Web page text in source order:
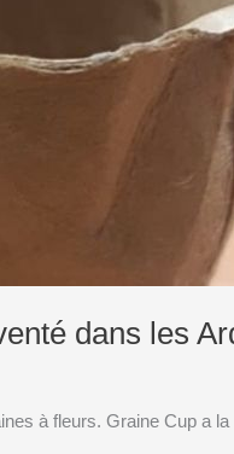
dans les
à fleurs. Graine Cup a